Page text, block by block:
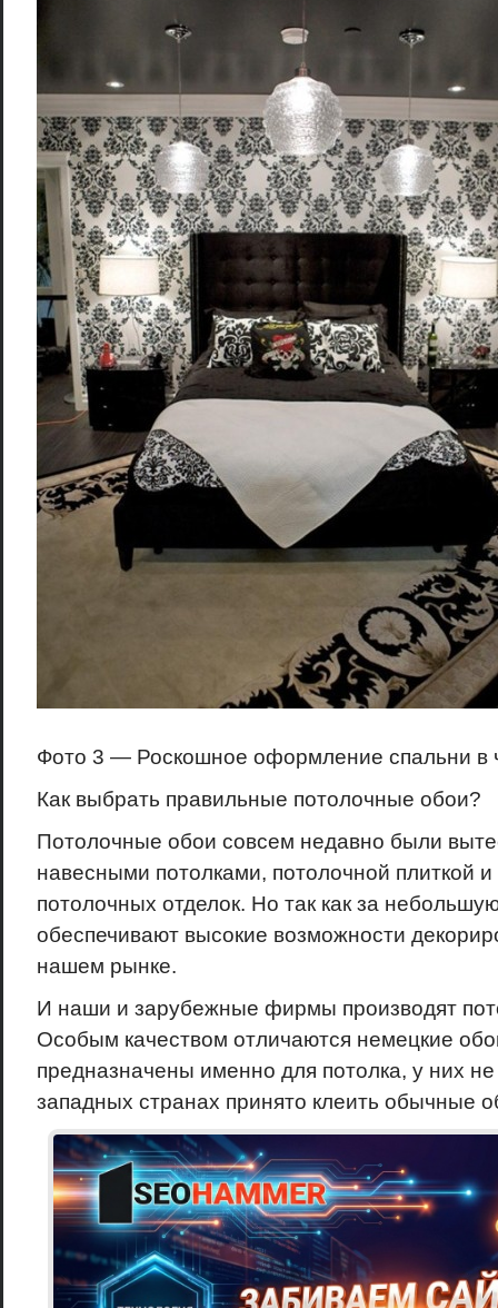
Фото 3 — Роскошное оформление спальни в
Как выбрать правильные потолочные обои?
Потолочные обои совсем недавно были
навесными потолками, потолочной плиткой
потолочных отделок. Но так как за
обеспечивают высокие возможности
нашем рынке.
И наши и зарубежные фирмы производят
Особым качеством отличаются немецкие
предназначены именно для потолка, у них
западных странах принято клеить обычные